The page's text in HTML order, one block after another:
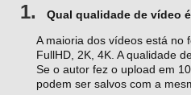
1.
Qual qualidade de vídeo
A maioria dos vídeos está no
FullHD, 2K, 4K. A qualidade
Se o autor fez o upload em
podem ser salvos com a